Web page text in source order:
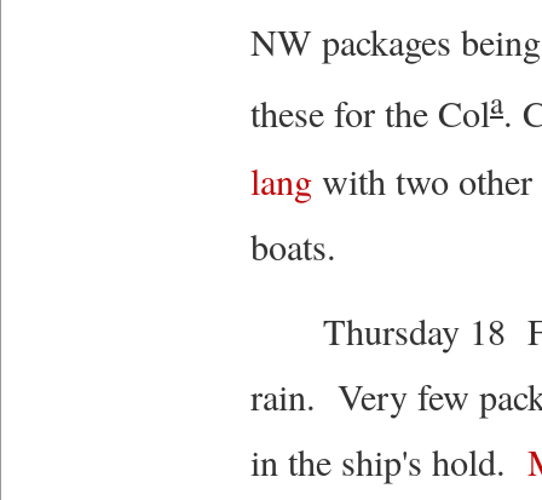
NW packages
these for the Cola.
langwith two
boats.
Thursday 18
rain. Very few
in the ship's hold.